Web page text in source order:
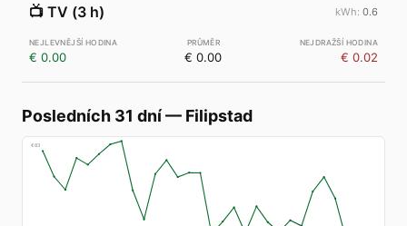
📺 TV (3 h) 0.6
€ 0.00 € 0.00 € 0.02
Posledních 31 dní— Filipstad
€83